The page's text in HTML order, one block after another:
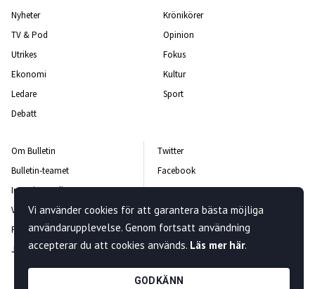
Nyheter
TV & Pod
Utrikes
Ekonomi
Ledare
Debatt
Krönikörer
Opinion
Fokus
Kultur
Sport
Om Bulletin
Bulletin-teamet
Integritetspolicy
Vanliga frågor och svar
Rättelsepolicy
Jobba hos oss
Twitter
Facebook
Instagram
Kontakta oss
Nyhetsbrev
Vi använder cookies för att garantera bästa möjliga
användarupplevelse. Genom fortsatt användning
accepterar du att cookies används. Läs mer här.
GODKÄNN